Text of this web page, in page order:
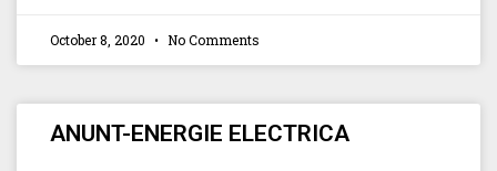
October 8, 2020 No Comments
ANUNT-ENERGIE ELECTRICA